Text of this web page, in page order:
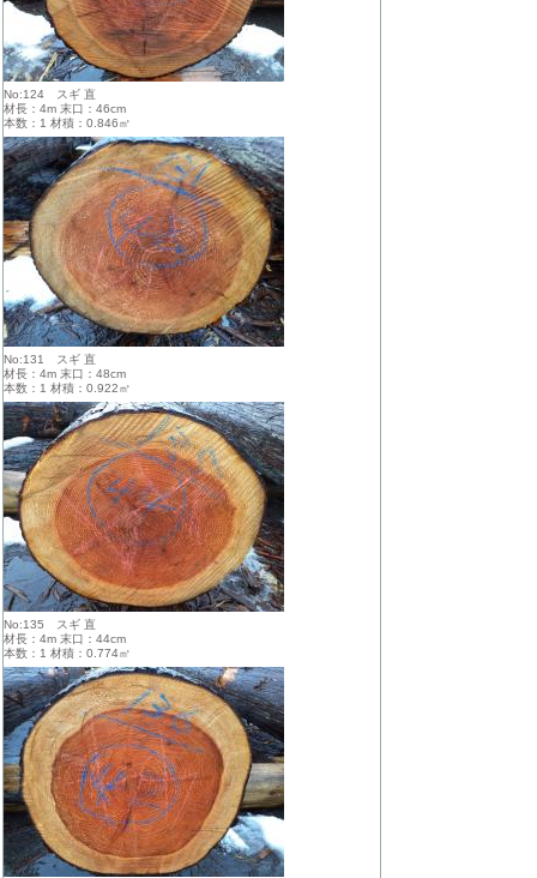
No:124 スギ 直
材長：4m 末口：46cm
本数：1 材積：0.846㎥
No:131 スギ 直
材長：4m 末口：48cm
本数：1 材積：0.922㎥
No:135 スギ 直
材長：4m 末口：44cm
本数：1 材積：0.774㎥